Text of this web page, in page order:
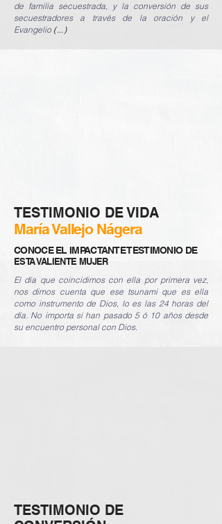
de familia secuestrada, y la conversión de sus
secuestradores a través de la oración y el
Evangelio (...)
TESTIMONIO DE VIDA
María Vallejo Nágera
CONOCE EL IMPACTANTE TESTIMONIO DE
ESTA VALIENTE MUJER
El día que coincidimos con ella por primera vez,
nos dimos cuenta que ese tsunami que es ella
como instrumento de Dios, lo es las 24 horas del
día. No importa si han pasado 5 ó 10 años desde
su encuentro personal con Dios.
TESTIMONIO DE